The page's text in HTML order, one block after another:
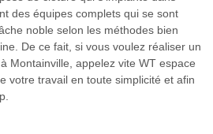
des équipes complets qui se sont
noble selon les méthodes bien
De ce fait, si vous voulez réaliser un
Montainville, appelez vite WT espace
votre travail en toute simplicité et afin